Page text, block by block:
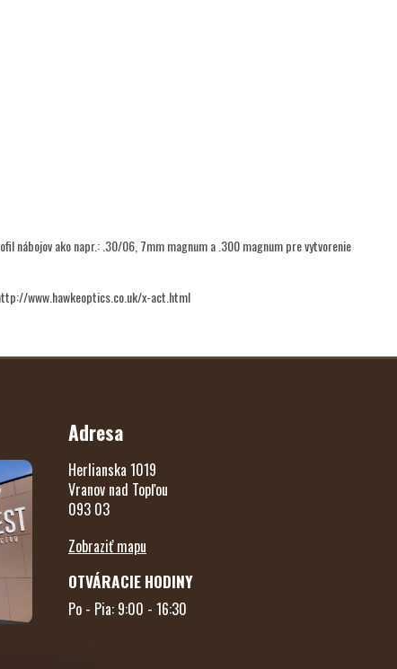
nábojov ako napr.: .30/06, 7mm magnum a .300 magnum pre vytvorenie
www.hawkeoptics.co.uk/x-act.html
Adresa
Herlianska 1019
Vranov nad Topľou
093 03
Zobraziť mapu
OTVÁRACIE HODINY
Po - Pia: 9:00 - 16:30